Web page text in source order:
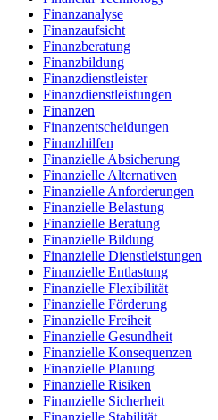
Finanzanalyse
Finanzaufsicht
Finanzberatung
Finanzbildung
Finanzdienstleister
Finanzdienstleistungen
Finanzen
Finanzentscheidungen
Finanzhilfen
Finanzielle Absicherung
Finanzielle Alternativen
Finanzielle Anforderungen
Finanzielle Belastung
Finanzielle Beratung
Finanzielle Bildung
Finanzielle Dienstleistungen
Finanzielle Entlastung
Finanzielle Flexibilität
Finanzielle Förderung
Finanzielle Freiheit
Finanzielle Gesundheit
Finanzielle Konsequenzen
Finanzielle Planung
Finanzielle Risiken
Finanzielle Sicherheit
Finanzielle Stabilität